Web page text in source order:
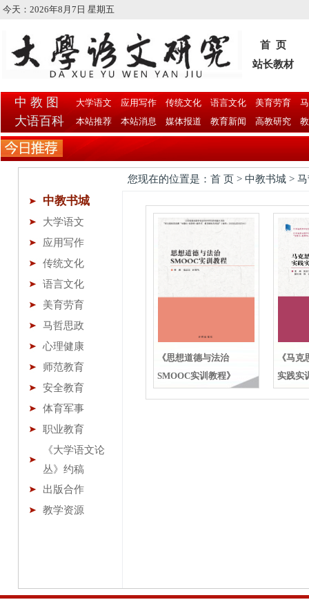
今天： 2026年8月7日 星期五
首 页
站长教材
中 教 图
大语百科
大学语文 应用写作 传统文化 语言文化 美育劳育
本站推荐
本站消息 媒体报道 教育新闻 高教研究
您现在的位置是：首 页 > 中教书城 >
中教书城
大学语文
应用写作
传统文化
语言文化
美育劳育
马哲思政
心理健康
师范教育
安全教育
体育军事
职业教育
《大学语文论
丛》约稿
出版合作
教学资源
《思想道德与法治
SMOOC实训教程》
《马
实践实